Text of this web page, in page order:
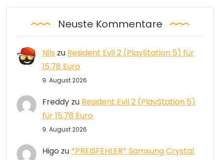
Neuste Kommentare
Nils zu Resident Evil 2 (PlayStation 5) für
15,78 Euro
9. August 2026
Freddy zu Resident Evil 2 (PlayStation 5)
für 15,78 Euro
9. August 2026
Higo zu *PREISFEHLER* Samsung Crystal